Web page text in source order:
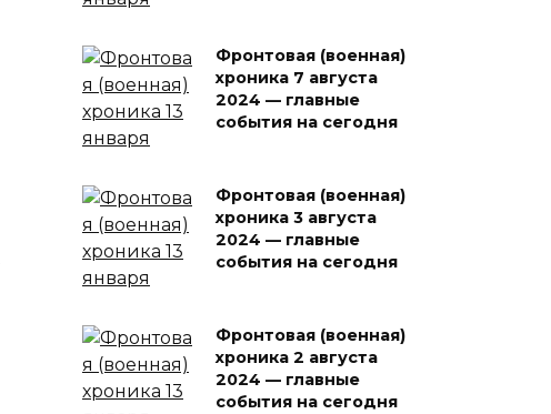
Фронтовая (военная)
хроника 7 августа
2024 — главные
события на сегодня
Фронтовая (военная)
хроника 3 августа
2024 — главные
события на сегодня
Фронтовая (военная)
хроника 2 августа
2024 — главные
события на сегодня